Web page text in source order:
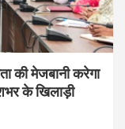
की मेजबानी करेगा
के खिलाड़ी